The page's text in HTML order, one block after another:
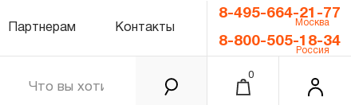
Партнерам Контакты
8-495-664-21-77
Москва
8-800-505-18-34
Россия
0